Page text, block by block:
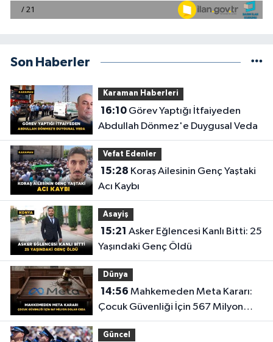
Son Haberler
Karaman Haberleri
16:10Görev Yaptığı İtfaiyeden
Abdullah Dönmez'e Duygusal Veda
Vefat Edenler
15:28
Acı Kaybı
Asayiş
15:21
Yaşındaki Genç Öldü
Dünya
14:56
Çocuk Güvenliği İçin 567 Milyon
Dolar Ceza
Güncel